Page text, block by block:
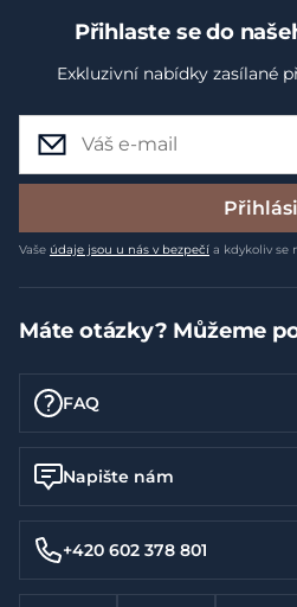
Přihlaste se do
Exkluzivní nabídky zasílané
Vaše údaje jsou u nás v bezpečí a kdykoliv se
Máte otázky? Můžeme
FAQ
Napište nám
+420 602 378 801